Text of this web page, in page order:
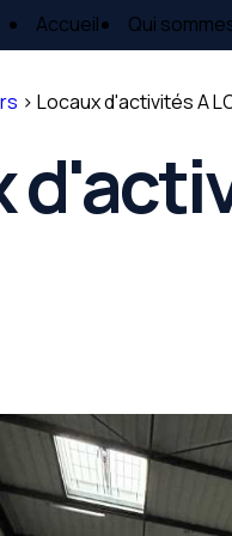
Accueil Qui
>Locaux d'activités A